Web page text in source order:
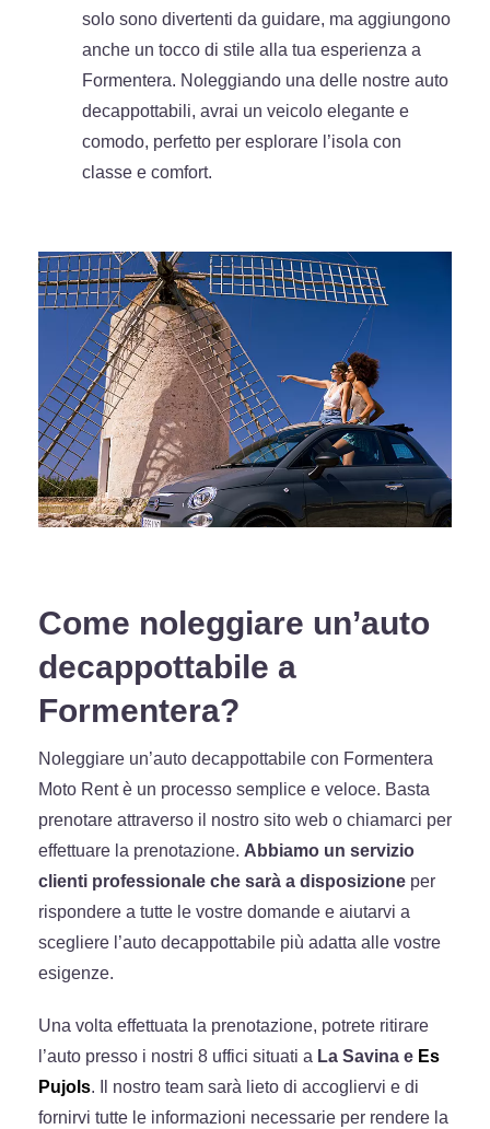
solo sono divertenti da guidare, ma aggiungono
anche un tocco di stile alla tua esperienza a
Formentera. Noleggiando una delle nostre auto
decappottabili, avrai un veicolo elegante e
comodo, perfetto per esplorare l’isola con
classe e comfort.
Come noleggiare un’auto
decappottabile a
Formentera?
Noleggiare un’auto decappottabile con Formentera
Moto Rent è un processo semplice e veloce. Basta
prenotare attraverso il nostro sito web o chiamarci per
effettuare la prenotazione. Abbiamo un servizio
clienti professionale che sarà a disposizione per
rispondere a tutte le vostre domande e aiutarvi a
scegliere l’auto decappottabile più adatta alle vostre
esigenze.
Una volta effettuata la prenotazione, potrete ritirare
l’auto presso i nostri 8 uffici situati a La Savina e Es
Pujols. Il nostro team sarà lieto di accogliervi e di
fornirvi tutte le informazioni necessarie per rendere la